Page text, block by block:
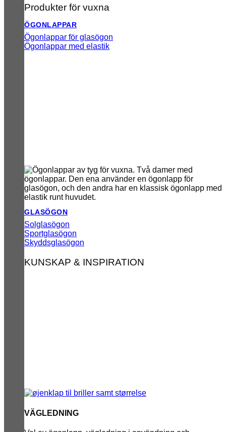
Produkter för vuxna
ÖGONLAPPAR
Ögonlappar för glasögon
Ögonlappar med elastik
GLASÖGON
Solglasögon
Sportglasögon
Skyddsglasögon
KUNSKAP & INSPIRATION
VÄGLEDNING